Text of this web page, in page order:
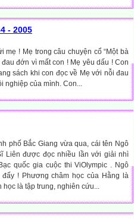
- 2005
mẹ ! Mẹ trong câu chuyện cổ “Một bà
đớn vì mất con ! Mẹ yêu dấu ! Con
sách khi con đọc về Mẹ với nỗi đau
nghiệp của mình. Con...
phố Bắc Giang vừa qua, cái tên Ngô
Liên được đọc nhiều lần với giải nhì
quốc gia cuộc thi ViOlympic . Ngô
! Phương châm học của Hằng là
là tập trung, nghiên cứu...